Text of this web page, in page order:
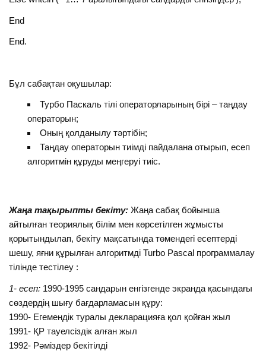
End
End.
Бұл сабақтан оқушылар:
Турбо Паскаль тілі операторларының бірі – таңдау
операторын;
Оның қолданылу тәртібін;
Таңдау операторын тиімді пайдалана отырып, есеп
алгоритмін құруды меңгеруі тиіс.
Жаңа тақырыпты бекіту: Жаңа сабақ бойынша
айтылған теориялық білім мен көрсетілген жұмысты
қорытындылап, бекіту мақсатында төмендегі есептерді
шешу, яғни құрылған алгоритмді Turbo Pascal программалау
тілінде тестілеу :
1- есеп: 1990-1995 сандарын енгізгенде экранда қасындағы
сөздердің шығу бағдарламасын құру:
1990- Егемендік туралы декларацияға қол қойған жыл
1991- ҚР тауелсіздік алған жыл
1992- Рәміздер бекітілді